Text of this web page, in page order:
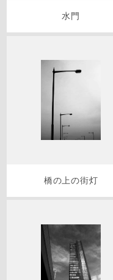
水門
橋の上の街灯